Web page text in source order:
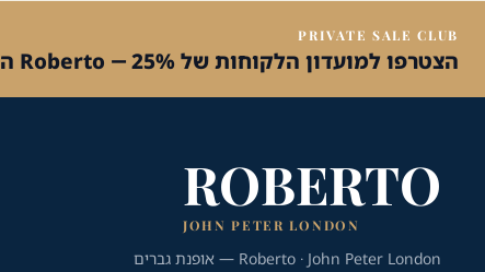
PRIVATE SALE CLUB
הצטרפו למועדון הלקוחות של Roberto — 25% הנחה על הקנייה הראשונה
ROBERTO
JOHN PETER LONDON
Roberto · John Peter London — אופנת גברים